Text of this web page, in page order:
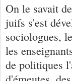
On le savait
juifs s'est
sociologues,
les
de politiques